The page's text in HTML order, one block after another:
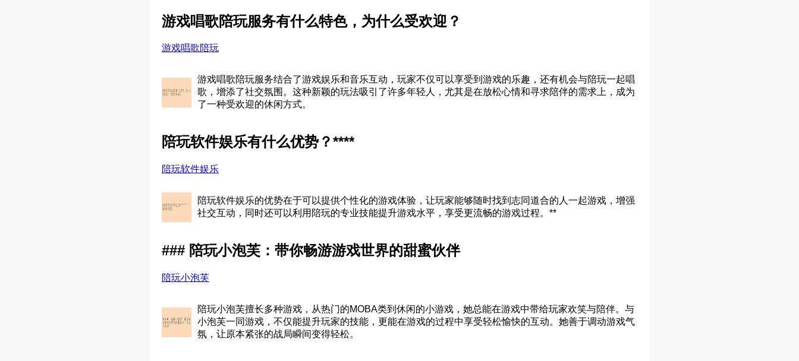
游戏唱歌陪玩服务有什么特色，为什么受欢迎？
游戏唱歌陪玩
游戏唱歌陪玩服务结合了游戏娱乐和音乐互动，玩家不仅可以享受到游戏的乐趣，还有机会与陪玩一起唱
歌，增添了社交氛围。这种新颖的玩法吸引了许多年轻人，尤其是在放松心情和寻求陪伴的需求上，成为
了一种受欢迎的休闲方式。
陪玩软件娱乐有什么优势？****
陪玩软件娱乐
陪玩软件娱乐的优势在于可以提供个性化的游戏体验，让玩家能够随时找到志同道合的人一起游戏，增强
社交互动，同时还可以利用陪玩的专业技能提升游戏水平，享受更流畅的游戏过程。**
### 陪玩小泡芙：带你畅游游戏世界的甜蜜伙伴
陪玩小泡芙
陪玩小泡芙擅长多种游戏，从热门的MOBA类到休闲的小游戏，她总能在游戏中带给玩家欢笑与陪伴。与
小泡芙一同游戏，不仅能提升玩家的技能，更能在游戏的过程中享受轻松愉快的互动。她善于调动游戏气
氛，让原本紧张的战局瞬间变得轻松。